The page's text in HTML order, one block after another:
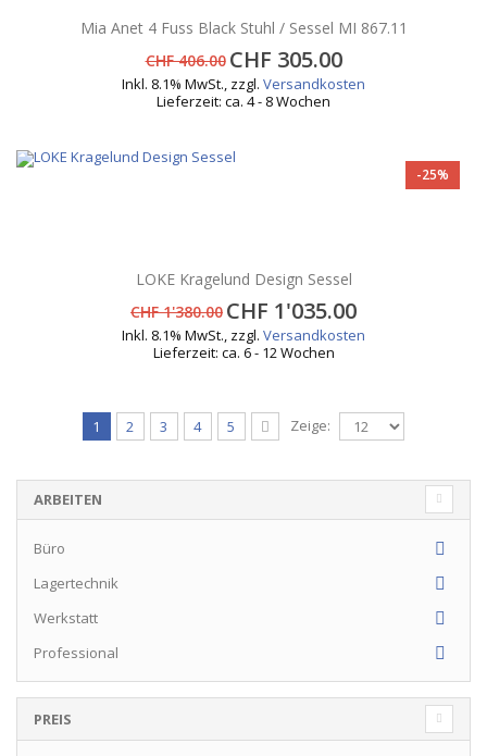
Mia Anet 4 Fuss Black Stuhl / Sessel MI 867.11
CHF 406.00 CHF 305.00
Inkl. 8.1% MwSt. zzgl. Versandkosten
Lieferzeit: ca. 4 - 8 Wochen
-25%
LOKE Kragelund Design Sessel
CHF 1'380.00 CHF 1'035.00
Inkl. 8.1% MwSt. zzgl. Versandkosten
Lieferzeit: ca. 6 - 12 Wochen
1 2 3 4 5 Zeige:
ARBEITEN
Büro
Lagertechnik
Werkstatt
Professional
PREIS